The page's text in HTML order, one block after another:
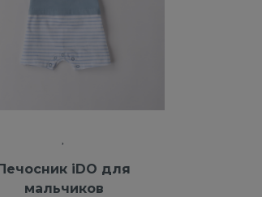
iDO для
мальчиков